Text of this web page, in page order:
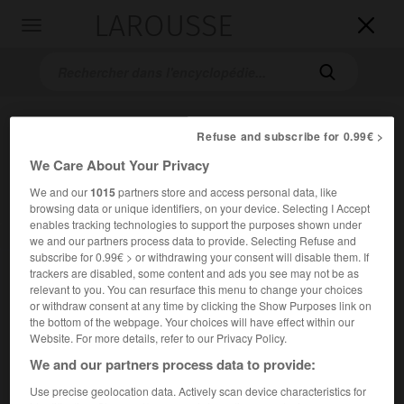


Accueil> Encyclopédie [musdico] >strophe
strophe
Cet article est extrait de l'ouvrage Larousse « Dictionnaire
de la musique ».
Refuse and subscribe for 0.99€ >
We Care About Your Privacy
We and our1015partners store and access personal data, like
browsing data or unique identifiers, on your device. Selecting I Accept
enables tracking technologies to support the purposes shown under
we and our partners process data to provide. Selecting Refuse and
subscribe for 0.99€ > or withdrawing your consent will disable them. If
trackers are disabled, some content and ads you see may not be as
relevant to you. You can resurface this menu to change your choices
or withdraw consent at any time by clicking the Show Purposes link on
the bottom of the webpage. Your choices will have effect within our
Website. For more details, refer to our Privacy Policy.
We and our partners process data to provide:
Use precise geolocation data. Actively scan device characteristics for